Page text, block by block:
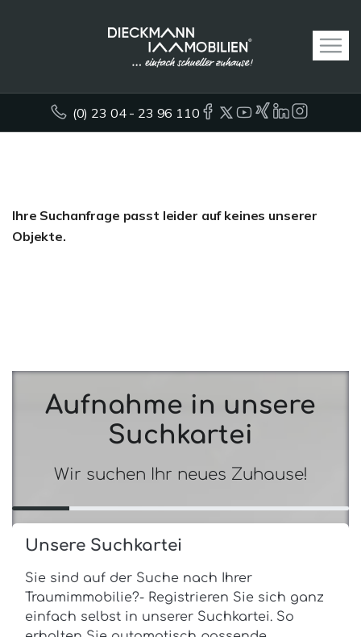
(0) 23 04 - 23 96 110
Ihre Suchanfrage passt leider auf keines unserer
Objekte.